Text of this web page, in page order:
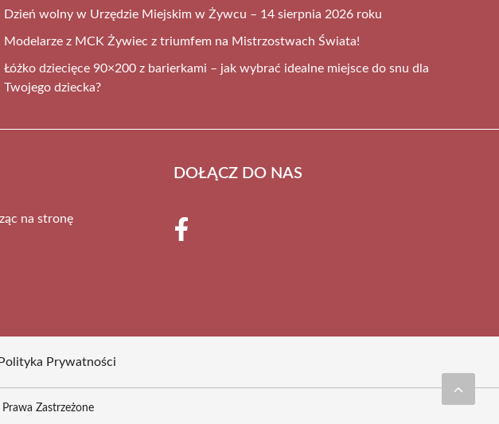
Dzień wolny w Urzędzie Miejskim w Żywcu – 14 sierpnia 2026 roku
Modelarze z MCK Żywiec z triumfem na Mistrzostwach Świata!
Łóżko dziecięce 90×200 z barierkami – jak wybrać idealne miejsce do snu dla
Twojego dziecka?
na stronę
DOŁĄCZ DO NAS
Polityka Prywatności
Zastrzeżone